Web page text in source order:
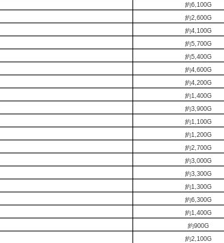
約6,100G
約2,600G
約4,100G
約5,700G
約5,400G
約4,600G
約4,200G
約1,400G
約3,900G
約1,100G
約1,200G
約2,700G
約3,000G
約3,300G
約1,300G
約6,300G
約1,400G
約900G
約2,100G